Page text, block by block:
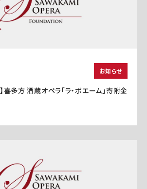
お知らせ
喜多方 酒蔵オペラ「ラ・ボエーム」寄附金